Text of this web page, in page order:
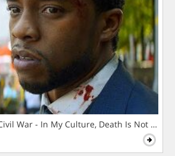
War - In My Culture, Death Is Not The